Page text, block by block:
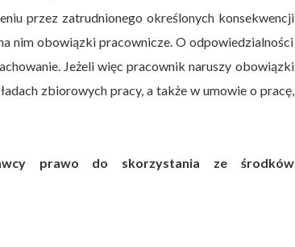
przez zatrudnionego określonych konsekwencji
nim obowiązki pracownicze. O odpowiedzialności
Jeżeli więc pracownik naruszy obowiązki
zbiorowych pracy, a także w umowie o pracę,
prawo do skorzystania ze środków